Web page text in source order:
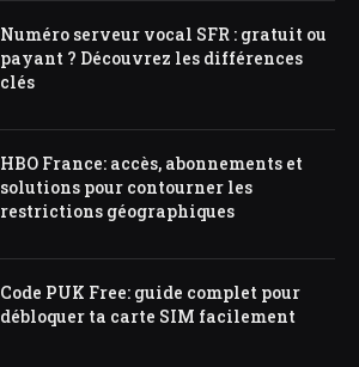
Numéro serveur vocal SFR : gratuit ou
payant ? Découvrez les différences
clés
HBO France: accès, abonnements et
solutions pour contourner les
restrictions géographiques
Code PUK Free: guide complet pour
débloquer ta carte SIM facilement